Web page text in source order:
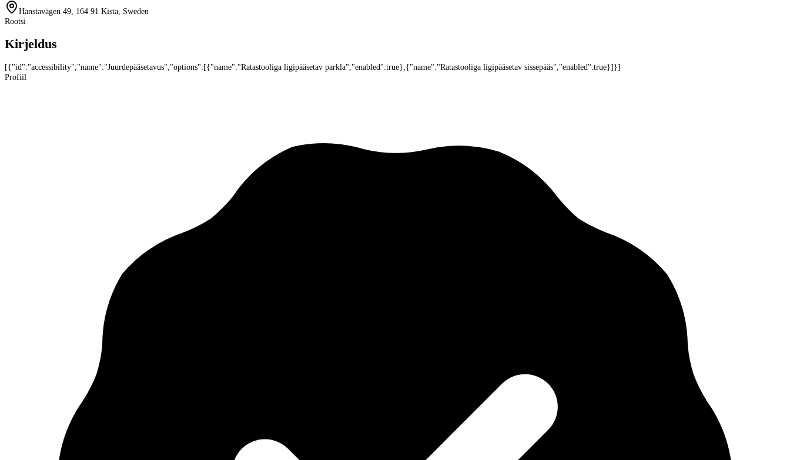
Hanstavägen 49, 164 91 Kista, Sweden
Rootsi
Kirjeldus
[{"id":"accessibility","name":"Juurdepääsetavus","options":[{"name":"Ratastooliga ligipääsetav parkla","enabled":true},{"name":"Ratastooliga ligipääsetav sissepääs","enabled":true}]}]
Profiil